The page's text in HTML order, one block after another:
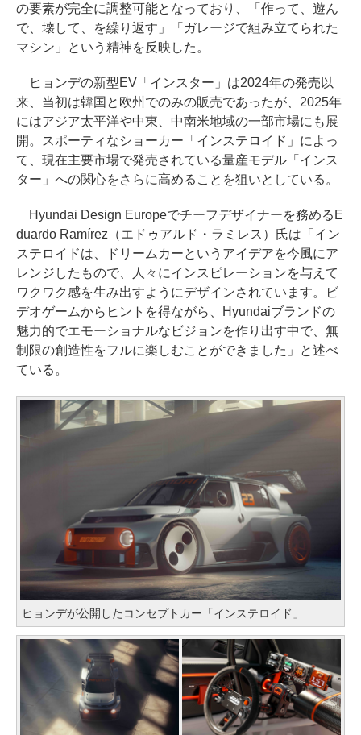
の要素が完全に調整可能となっており、「作って、遊ん
で、壊して、を繰り返す」「ガレージで組み立てられた
マシン」という精神を反映した。
ヒョンデの新型EV「インスター」は2024年の発売以
来、当初は韓国と欧州でのみの販売であったが、2025年
にはアジア太平洋や中東、中南米地域の一部市場にも展
開。スポーティなショーカー「インステロイド」によっ
て、現在主要市場で発売されている量産モデル「インス
ター」への関心をさらに高めることを狙いとしている。
Hyundai Design Europeでチーフデザイナーを務めるE
duardo Ramírez（エドゥアルド・ラミレス）氏は「イン
ステロイドは、ドリームカーというアイデアを今風にア
レンジしたもので、人々にインスピレーションを与えて
ワクワク感を生み出すようにデザインされています。ビ
デオゲームからヒントを得ながら、Hyundaiブランドの
魅力的でエモーショナルなビジョンを作り出す中で、無
制限の創造性をフルに楽しむことができました」と述べ
ている。
ヒョンデが公開したコンセプトカー「インステロイド」